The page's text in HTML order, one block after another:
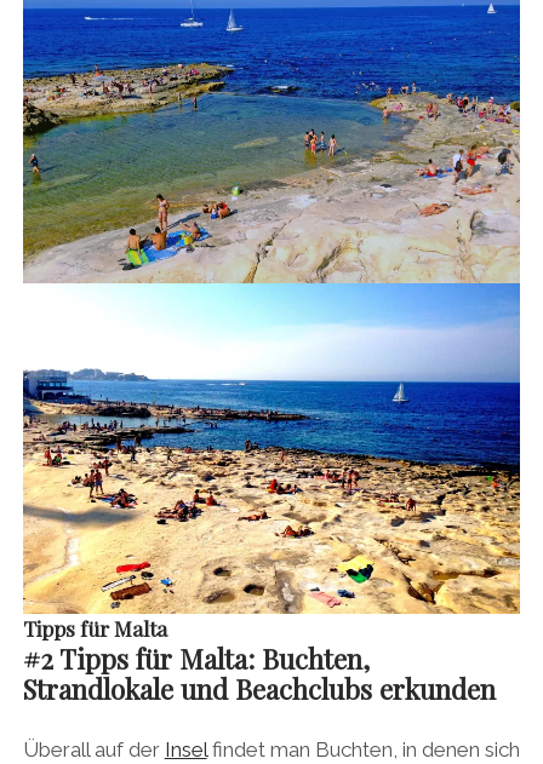
Tipps für Malta
#2 Tipps für Malta: Buchten,
Strandlokale und Beachclubs erkunden
Überall auf der Inselfindet man Buchten, in denen sich